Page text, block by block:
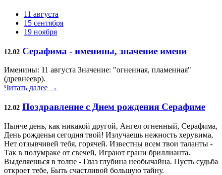
11 августа
15 сентября
19 ноября
12.02 Серафима - именины, значение имени
Именины: 11 августа Значение: "огненная, пламенная"
(древнеевр).
Читать далее →
12.02 Поздравление с Днем рождения Серафиме
Нынче день, как никакой другой, Ангел огненный, Серафима,
День рожденья сегодня твой! Излучаешь нежность херувима,
Нет отзывчивей тебя, горячей. Известны всем твои таланты -
Так в полумраке от свечей, Играют грани бриллианта.
Выделяешься в толпе - Глаз глубина необычайна. Пусть судьба
откроет тебе, Быть счастливой большую тайну.